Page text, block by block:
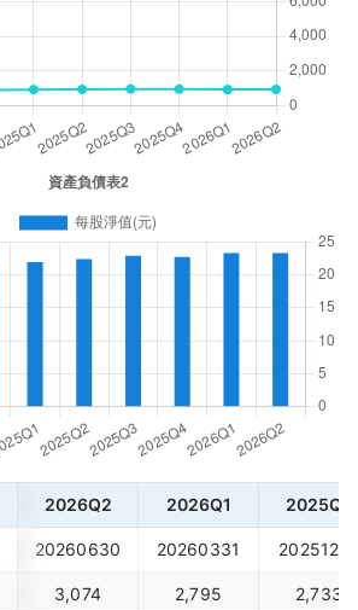
2026Q2 2026Q1 2025Q4
20260630 20260331 20251231
3,074 2,795 2,733